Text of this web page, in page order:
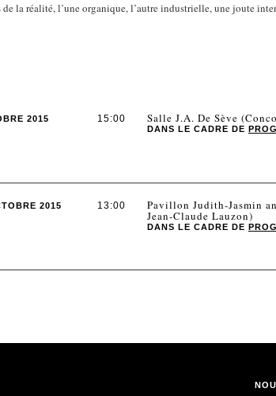
la réalité, l’une organique, l’autre industrielle, une joute
2015 15:00 Salle J.A. De Sève
DANS LE CADRE DE
2015 13:00 Pavillon Judith-Jasmin
Jean-Claude Lauzon)
DANS LE CADRE DE